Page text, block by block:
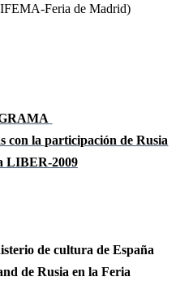
Feria de Madrid)
con la participación de Rusia
LIBER-2009
de cultura de España
de Rusia en la Feria